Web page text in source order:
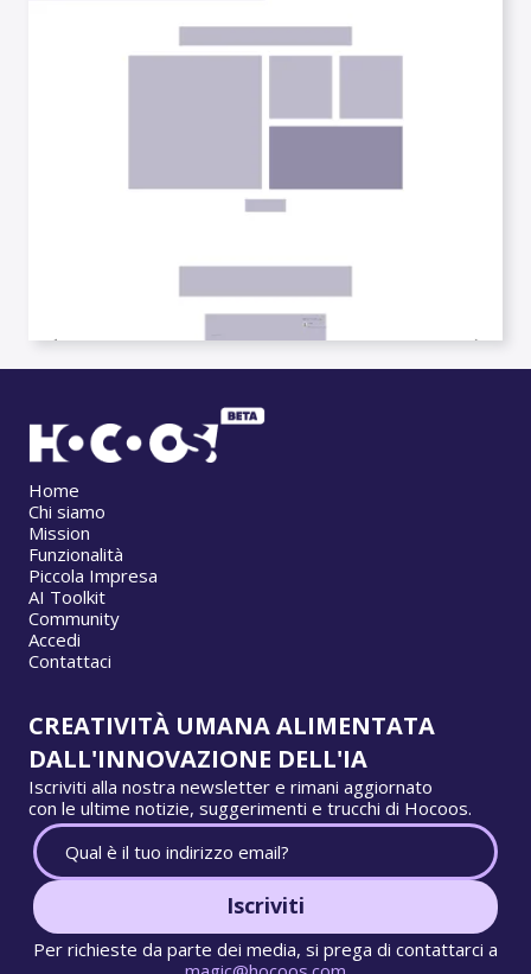
Home
Chi siamo
Mission
Funzionalità
Piccola Impresa
AI Toolkit
Community
Accedi
Contattaci
CREATIVITÀ UMANA ALIMENTATA
DALL'INNOVAZIONE DELL'IA
Iscriviti alla nostra newsletter e rimani aggiornato
con le ultime notizie, suggerimenti e trucchi di Hocoos.
Iscriviti
Per richieste da parte dei media, si prega di contattarci a